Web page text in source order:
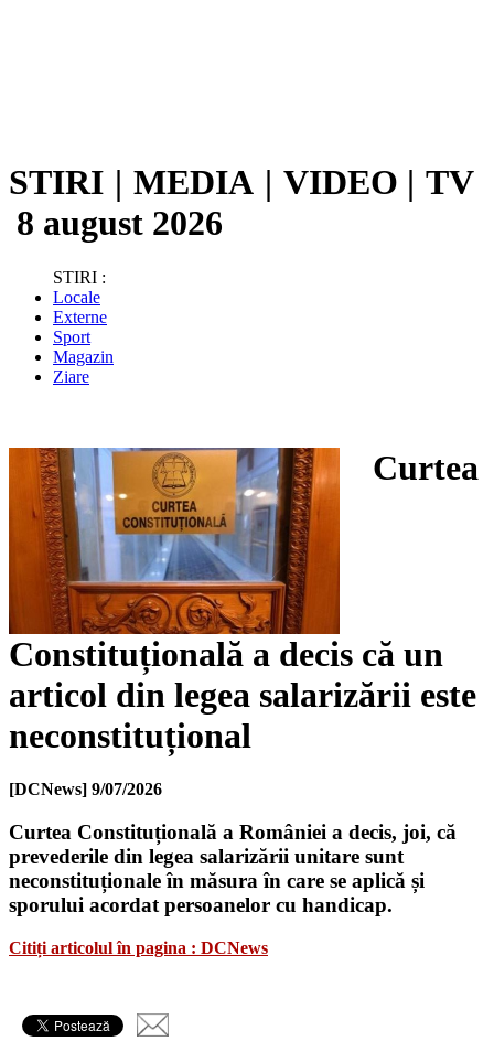
STIRI | MEDIA | VIDEO | TV
8 august 2026
STIRI :
Locale
Externe
Sport
Magazin
Ziare
Curtea
Constituțională a decis că un
articol din legea salarizării este
neconstituțional
[DCNews] 9/07/2026
Curtea Constituțională a României a decis, joi, că
prevederile din legea salarizării unitare sunt
neconstituționale în măsura în care se aplică și
sporului acordat persoanelor cu handicap.
Citiți articolul în pagina : DCNews